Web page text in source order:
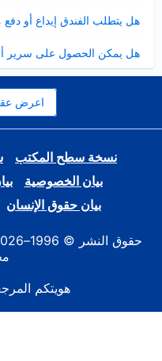
هل يتطلب الفندق إيداع أو دفع
مصغر
هل يمكن الحصول على سرير
مصغر
اعرض
نسخة سطح المكتب
بيان الخصوصية
بيان حقوق الإنسان
هويتكم